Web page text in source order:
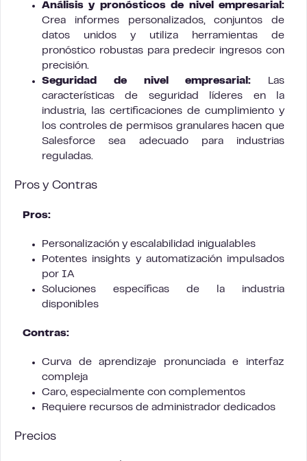
Análisis y pronósticos de nivel empresarial:
Crea informes personalizados, conjuntos de
datos unidos y utiliza herramientas de
pronóstico robustas para predecir ingresos con
precisión.
Seguridad de nivel empresarial: Las
características de seguridad líderes en la
industria, las certificaciones de cumplimiento y
los controles de permisos granulares hacen que
Salesforce sea adecuado para industrias
reguladas.
Pros y Contras
Pros:
Personalización y escalabilidad inigualables
Potentes insights y automatización impulsados
por IA
Soluciones específicas de la industria
disponibles
Contras:
Curva de aprendizaje pronunciada e interfaz
compleja
Caro, especialmente con complementos
Requiere recursos de administrador dedicados
Precios